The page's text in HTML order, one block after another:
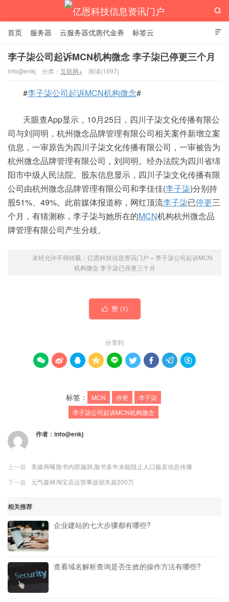

首页 服务器 云服务器优惠代金券 标签云

李子柒公司起诉MCN机构微念 李子柒已停更三个月
info@enkj 分类： 互联网+ 阅读(1597)
#李子柒公司起诉MCN机构微念#
天眼查App显示，10月25日，四川子柒文化传播有限公
司与刘同明，杭州微念品牌管理有限公司相关案件新增立案
信息，一审原告为四川子柒文化传播有限公司，一审被告为
杭州微念品牌管理有限公司，刘同明。经办法院为四川省绵
阳市中级人民法院。股东信息显示，四川子柒文化传播有限
公司由杭州微念品牌管理有限公司和李佳佳(李子柒)分别持
股51%、49%。此前媒体报道称，网红顶流李子柒已停更三
个月，有猜测称，李子柒与她所在的MCN机构杭州微念品
牌管理有限公司产生分歧。
未经允许不得转载： 亿恩科技信息资讯门户 » 李子柒公司起诉MCN
机构微念 李子柒已停更三个月
 赞 (1)
分享到
        
标签： MCN 停更
李子柒
李子柒公司起诉MCN机构微念
作者： info@enkj
上一篇
美媒再曝脸书内部漏洞,脸书多年未能阻止人口贩卖信息传播
下一篇
元气森林淘宝店运营事故损失超200万
相关推荐
企业建站的七大步骤都有哪些?
查看域名解析查询是否生效的操作方法有哪些?